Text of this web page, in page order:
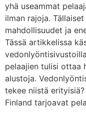
yhä useammat
ilman rajoja.
mahdollisuudet ja
Tässä artikkelissa
pelaajien tulisi ottaa
alustoja.
tekee niistä
Finland tarjoavat